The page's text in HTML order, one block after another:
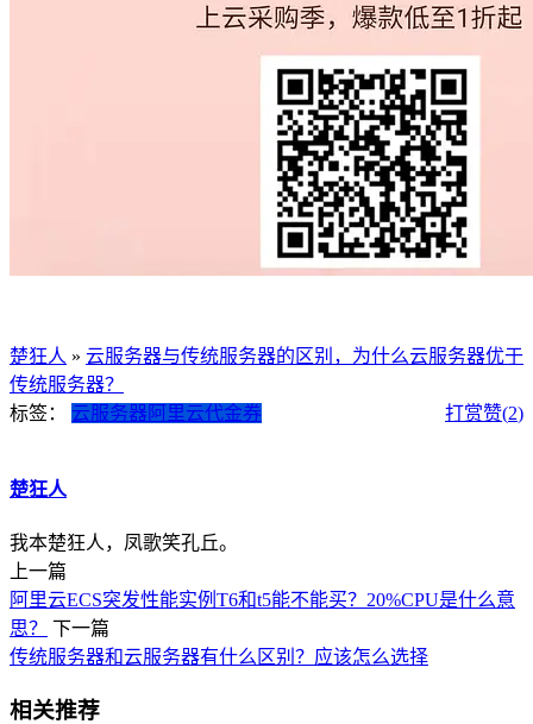
楚狂人 » 云服务器与传统服务器的区别，为什么云服务器优于
传统服务器？
打赏赞(2)
标签： 云服务器 阿里云代金券
楚狂人
我本楚狂人，凤歌笑孔丘。
上一篇
阿里云ECS突发性能实例T6和t5能不能买？20%CPU是什么意
思？
下一篇
传统服务器和云服务器有什么区别？应该怎么选择
相关推荐